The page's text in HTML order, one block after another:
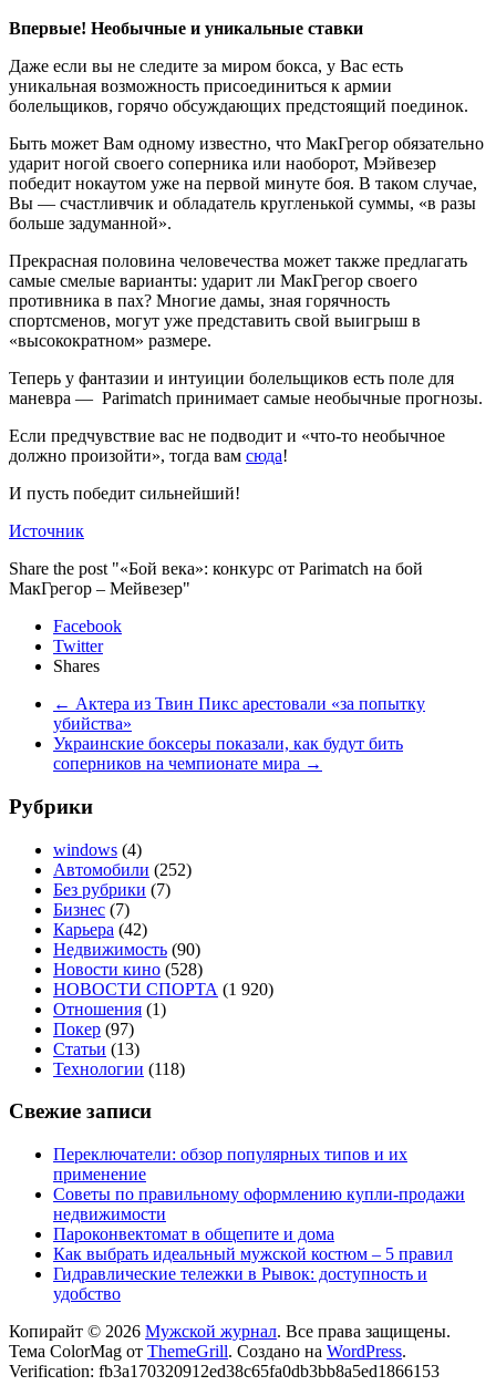
Впервые! Необычные и уникальные ставки
Даже если вы не следите за миром бокса, у Вас есть
уникальная возможность присоединиться к армии
болельщиков, горячо обсуждающих предстоящий поединок.
Быть может Вам одному известно, что МакГрегор обязательно
ударит ногой своего соперника или наоборот, Мэйвезер
победит нокаутом уже на первой минуте боя. В таком случае,
Вы — счастливчик и обладатель кругленькой суммы, «в разы
больше задуманной».
Прекрасная половина человечества может также предлагать
самые смелые варианты: ударит ли МакГрегор своего
противника в пах? Многие дамы, зная горячность
спортсменов, могут уже представить свой выигрыш в
«высокократном» размере.
Теперь у фантазии и интуиции болельщиков есть поле для
маневра — Parimatch принимает самые необычные прогнозы.
Если предчувствие вас не подводит и «что-то необычное
должно произойти», тогда вам сюда!
И пусть победит сильнейший!
Источник
Share the post "«Бой века»: конкурс от Parimatch на бой
МакГрегор – Мейвезер"
Facebook
Twitter
Shares
← Актера из Твин Пикс арестовали «за попытку
убийства»
Украинские боксеры показали, как будут бить
соперников на чемпионате мира →
Рубрики
windows (4)
Автомобили (252)
Без рубрики (7)
Бизнес (7)
Карьера (42)
Недвижимость (90)
Новости кино (528)
НОВОСТИ СПОРТА (1 920)
Отношения (1)
Покер (97)
Статьи (13)
Технологии (118)
Свежие записи
Переключатели: обзор популярных типов и их
применение
Советы по правильному оформлению купли-продажи
недвижимости
Пароконвектомат в общепите и дома
Как выбрать идеальный мужской костюм – 5 правил
Гидравлические тележки в Рывок: доступность и
удобство
Копирайт © 2026 Мужской журнал. Все права защищены.
Тема ColorMag от ThemeGrill. Создано на WordPress.
Verification: fb3a170320912ed38c65fa0db3bb8a5ed1866153